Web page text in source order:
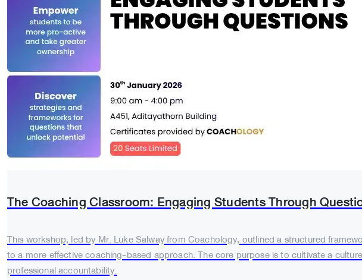
The Coaching Classroom: Engaging Students Through
This workshop, led by Mr. Luke Salway from Coachology, outlined a structured
to a more effective coaching-based approach. The core purpose is to cultivate a
professional accountability.